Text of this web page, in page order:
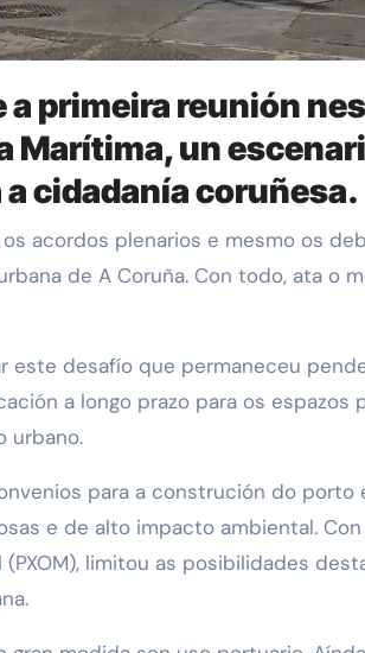
a primeira reunión
Marítima, un
cidadanía coruñesa.
de A Coruña. Con todo, ata o
este desafío que permaneceu
a longo prazo para os
urbano.
para a construción do porto
e de alto impacto ambiental.
limitou as posibilidades